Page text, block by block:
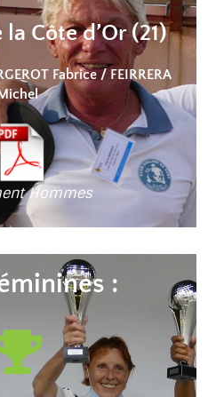
Côte d’Or (21)
Fabrice / FEIRRERA
Hommes
: